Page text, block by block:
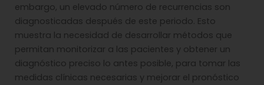
embargo, un elevado número de recurrencias son
diagnosticadas después de este periodo. Esto
muestra la necesidad de desarrollar métodos que
permitan monitorizar a las pacientes y obtener un
diagnóstico preciso lo antes posible, para tomar las
medidas clínicas necesarias y mejorar el pronóstico